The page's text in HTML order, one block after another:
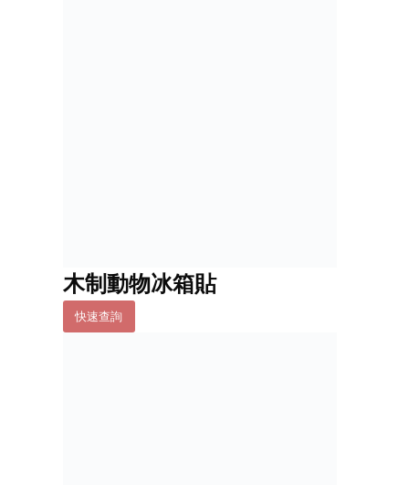
木制動物冰箱貼
快速查詢